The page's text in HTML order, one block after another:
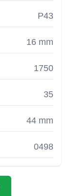
P43
16 mm
1750
35
44 mm
0498